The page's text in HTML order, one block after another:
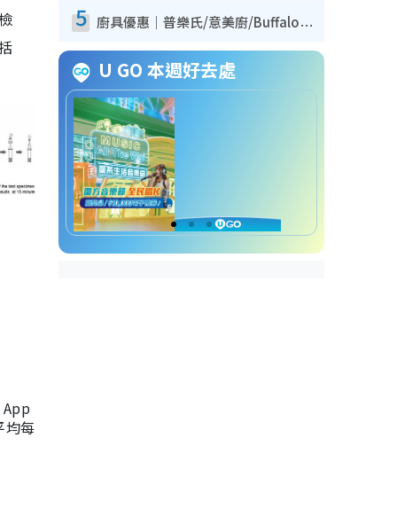
均每
5 廚具優惠｜普樂氏/意美廚/Buffalo廚具低至3折！$89起買煎鍋／炒鑊／個人鍋 同場小家電激減至$99起
U GO 本週好去處